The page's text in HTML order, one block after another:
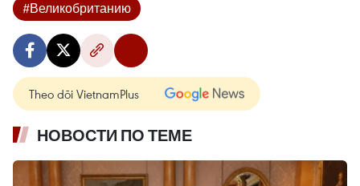
#Великобританию
Theo dõi VietnamPlus
НОВОСТИ ПО ТЕМЕ